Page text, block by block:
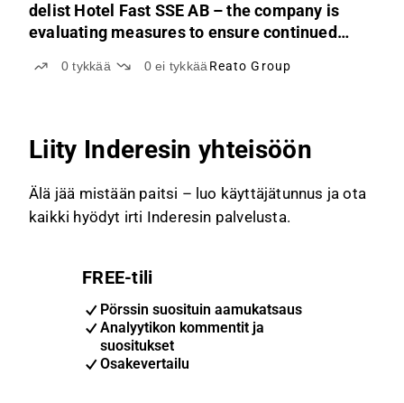
delist Hotel Fast SSE AB – the company is
evaluating measures to ensure continued
0tykkää 0ei tykkää Reato Group
Liity Inderesin yhteisöön
Älä jää mistään paitsi – luo käyttäjätunnus ja ota
kaikki hyödyt irti Inderesin palvelusta.
FREE-tili
Pörssin suosituin aamukatsaus
Analyytikon kommentit ja
suositukset
Osakevertailu